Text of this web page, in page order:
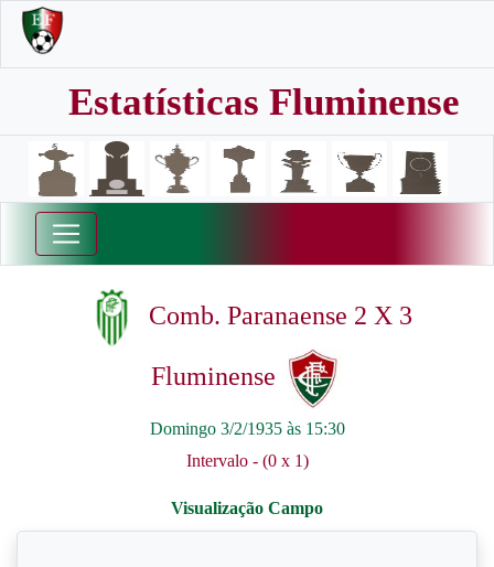
Estatísticas Fluminense
Comb. Paranaense 2 X 3
Fluminense
Domingo 3/2/1935 às 15:30
Intervalo - (0 x 1)